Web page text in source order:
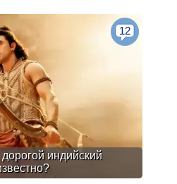
индийский
12